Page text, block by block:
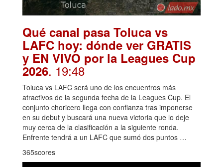
Qué canal pasa Toluca vs
LAFC hoy: dónde ver GRATIS
y EN VIVO por la Leagues Cup
2026. 19:48
Toluca vs LAFC será uno de los encuentros más
atractivos de la segunda fecha de la Leagues Cup. El
conjunto choricero llega con confianza tras imponerse
en su debut y buscará una nueva victoria que lo deje
muy cerca de la clasificación a la siguiente ronda.
Enfrente tendrá a un LAFC que sumó dos puntos …
365scores